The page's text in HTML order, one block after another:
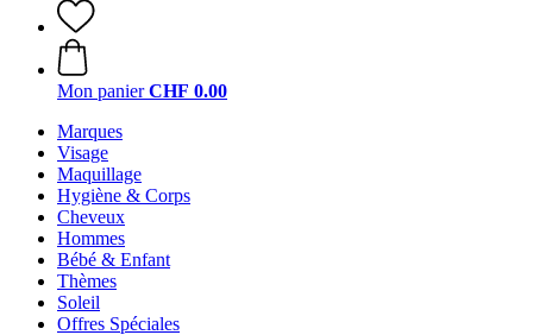
Mon panier CHF 0.00
Marques
Visage
Maquillage
Hygiène & Corps
Cheveux
Hommes
Bébé & Enfant
Thèmes
Soleil
Offres Spéciales